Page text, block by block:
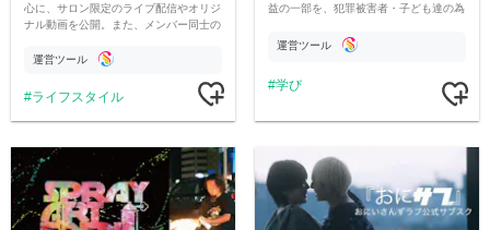
心に、サロン限定のライブ配信やオリジ
ナル動画を公開。また、メンバー同士の
ただいています。
運営ツール
ライフスタイル
益の一部を、犯罪被害者・子ども達の為
す運営ツール
学び